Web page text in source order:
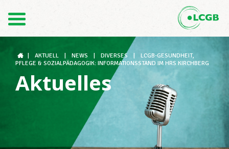
FR
Der LCGB
Gewerkschaftsstrukturen
AKTUELL NEWS DIVERSES
LCGB-GESUNDHEIT,
PFLEGE & SOZIALPÄDAGOGIK: INFORMATIONSSTAND IM HRS KIRCHBERG
Aktuelles